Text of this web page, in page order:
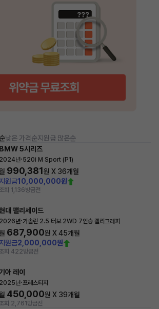
낮은 가격순지원금 많은순
BMW 5시리즈
2024년·520i M Sport (P1)
990,381원 X 36개월
지원금10,000,000원
조회 1,136방금전
대 팰리세이드
2026년·가솔린 2.5 터보 2WD 7인승 캘리그래피
687,900원 X45개월
지원금2,000,000원
조회 422방금전
아 레이
2025년·프레스티지
450,000원 X 39개월
조회 2,761 방금전